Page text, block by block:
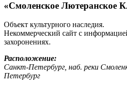
«Смоленское Лютеранское
Объект культурного наследия.
Некоммерческий сайт с
захоронениях.
Расположение:
Санкт-Петербург, наб. реки
Петербург